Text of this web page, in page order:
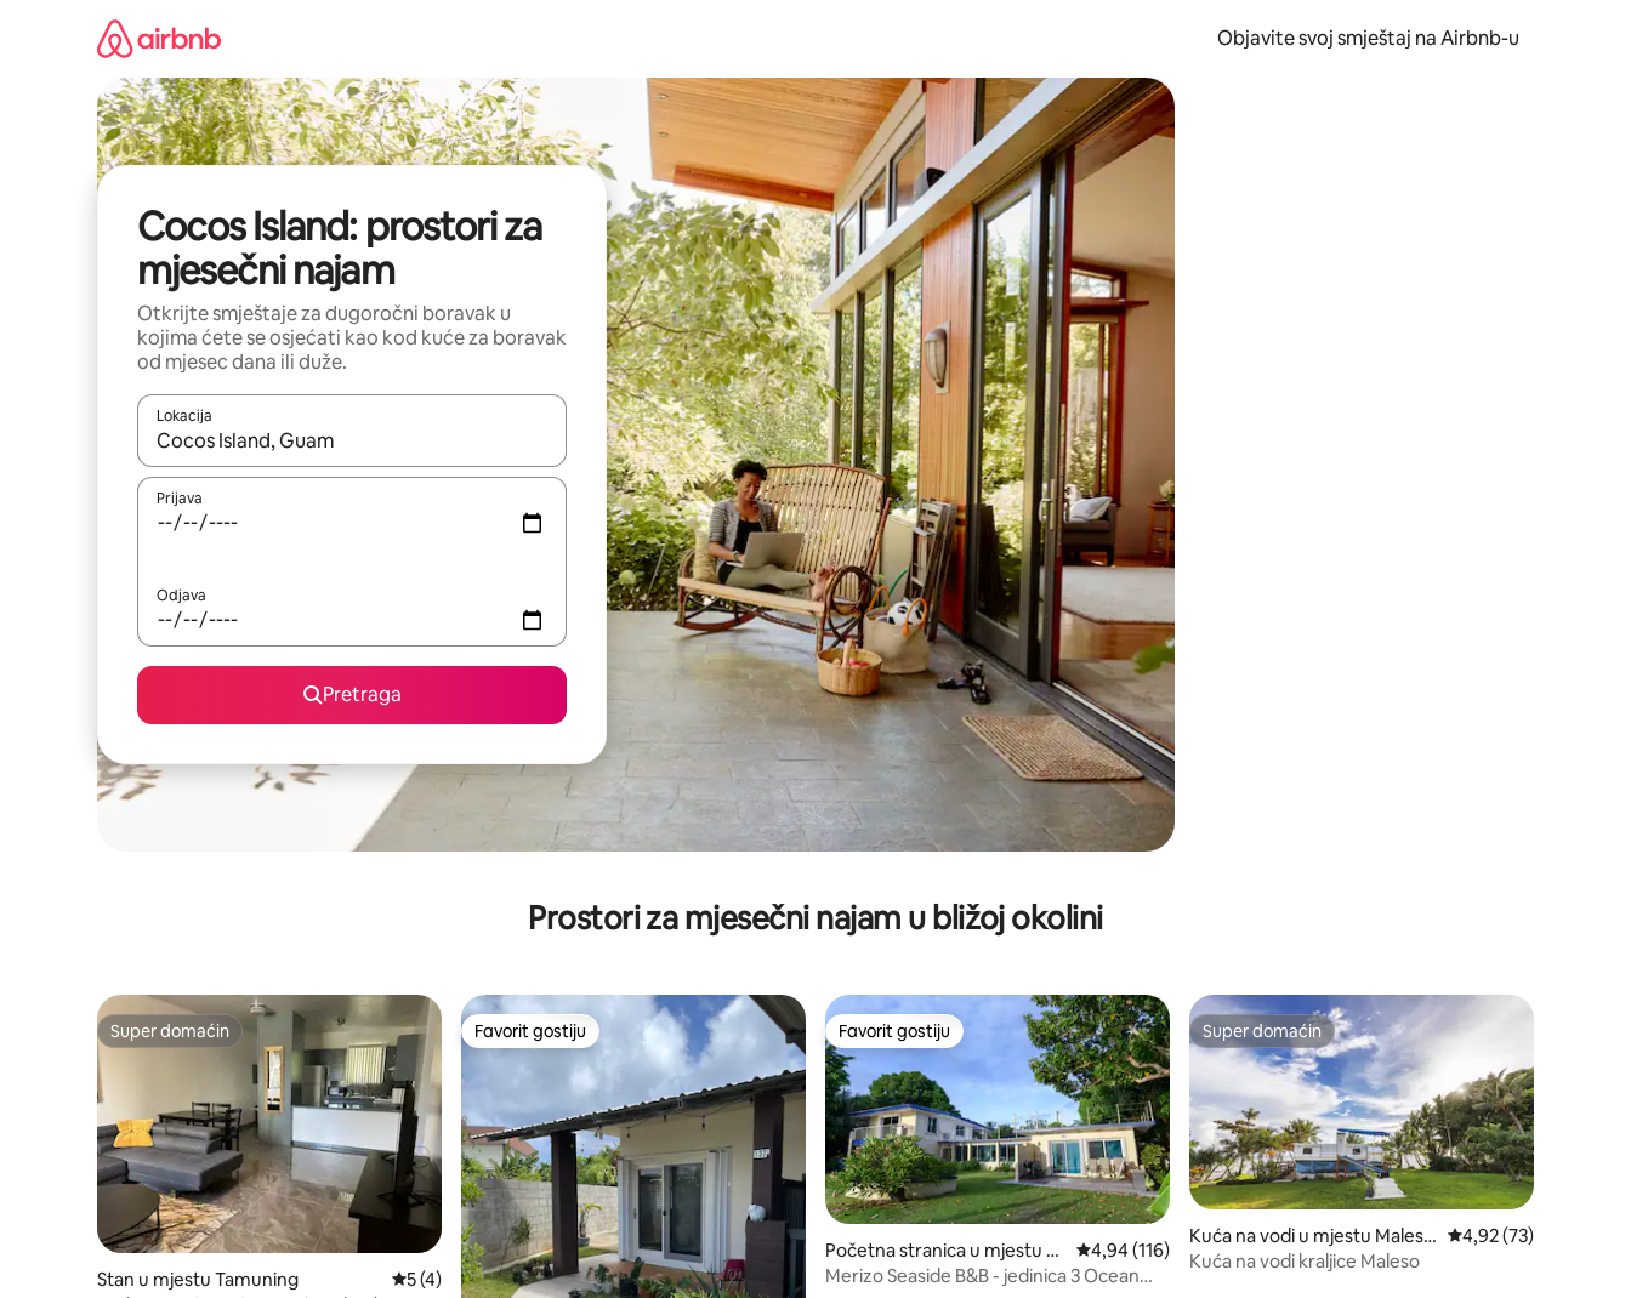
Objavite svoj smještaj na Airbnb-u
Cocos Island: prostori za
mjesečni najam
Otkrijte smještaje za dugoročni boravak u
kojima ćete se osjećati kao kod kuće za boravak
od mjesec dana ili duže.
Lokacija
Kad su rezultati dostupni, možete da se krećete kroz njih pomoću strelica nagore i nadolje, kao i da ih istražujte dodirom ili prevlačenjem.
Prijava
Odjava
Pretraga
Prostori za mjesečni najam u bližoj okolini
Super domaćin
Super domaćin
Stan u mjestu Tamuning prosječna ocjena 5 od 5, recenzija: 4
5 (4)
Favorit gostiju
Favorit gostiju Favorit gostiju
Favorit gostiju
Početna stranica u mjestu M
alesso'
prosječna ocjena 4,94 od 5, recenzija: 116
4,94 (116)
Merizo Seaside B&B - jedinica 3 Ocean
Super domaćin
Super domaćin
Kuća na vodi u mjestu Maless
o'
prosječna ocjena
4,92 (73)
Kuća na vodi kraljice Maleso